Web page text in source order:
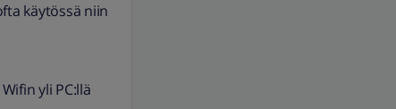
käytössä niin
yli PC:llä